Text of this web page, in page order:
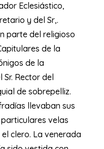
Eclesiástico,
y del Sr,.
parte del religioso
de la
de la
Sr. Rector del
de sobrepelliz.
llevaban sus
velas
clero. La venerada